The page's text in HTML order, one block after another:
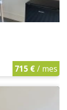
715 €/ mes